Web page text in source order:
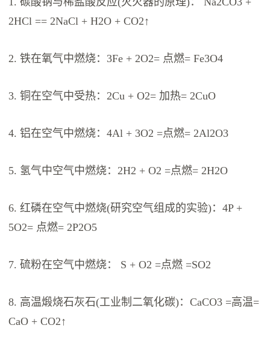
2HCl == 2NaCl + H2O + CO2↑
2. 铁在氧气中燃烧：3Fe + 2O2= 点燃= Fe3O4
3. 铜在空气中受热：2Cu + O2= 加热= 2CuO
4. 铝在空气中燃烧：4Al + 3O2 =点燃= 2Al2O3
5. 氢气中空气中燃烧：2H2 + O2 =点燃= 2H2O
6. 红磷在空气中燃烧(研究空气组成的实验)：4P +
5O2= 点燃= 2P2O5
7. 硫粉在空气中燃烧： S + O2 =点燃 =SO2
8. 高温煅烧石灰石(工业制二氧化碳)：CaCO3 =高温=
CaO + CO2↑